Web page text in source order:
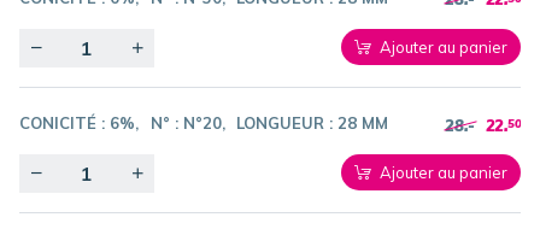
Quantity Ajouter au panier
CONICITÉ : 6% N° : N°20 LONGUEUR : 28 MM 28.- 22.50
Quantity Ajouter au panier